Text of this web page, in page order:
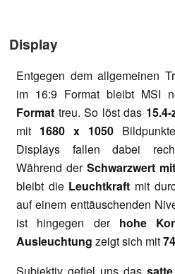
Display
Entgegen dem allgemeinen
im 16:9 Format bleibt MSI
Format treu. So löst das
mit 1680 x 1050
Displays fallen dabei
Während der Schwarzwert
bleibt die Leuchtkraft mit
auf einem enttäuschenden
ist hingegen der hohe
Ausleuchtung zeigt sich mit
Subjektiv gefiel uns das